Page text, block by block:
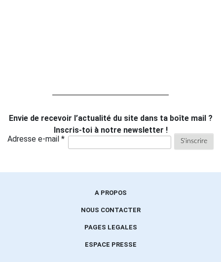
Envie de recevoir l’actualité du site dans ta boîte mail ?
Inscris-toi à notre newsletter !
Adresse e-mail *
A PROPOS
NOUS CONTACTER
PAGES LEGALES
ESPACE PRESSE